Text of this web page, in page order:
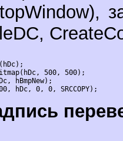
500, 500);
hBmpNew);
hDc, 0, 0, SRCCOPY);